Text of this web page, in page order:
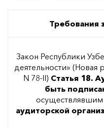
Требования
Закон Республики
деятельности» (Новая
N 78-II) Статья 18.
быть
аудиторской